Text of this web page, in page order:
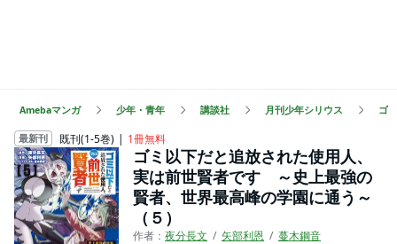
Amebaマンガ 少年・青年 講談社 月刊少年シリウス ゴ
最新刊 既刊(1-5巻) 1冊無料
ゴミ以下だと追放された使用人、
実は前世賢者です ～史上最強の
賢者、世界最高峰の学園に通う～
（５）
作者： 夜分長文 矢部利恩
蔓木鋼音